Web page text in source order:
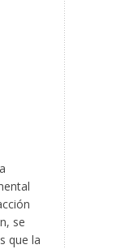
se
que la